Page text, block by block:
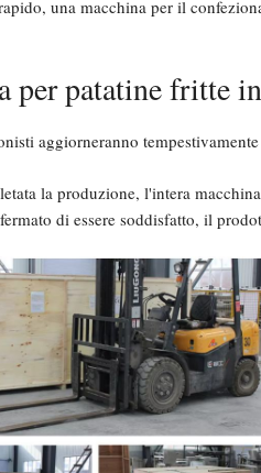
una macchina per il
per patatine fritte
aggiorneranno
la produzione, l'intera
di essere soddisfatto, il